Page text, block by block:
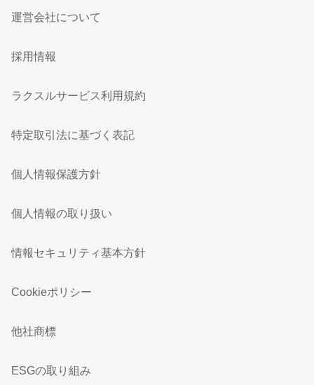
運営会社について
採用情報
ラクスルサービス利用規約
特定取引法に基づく表記
個人情報保護方針
個人情報の取り扱い
情報セキュリティ基本方針
Cookieポリシー
他社商標
ESGの取り組み